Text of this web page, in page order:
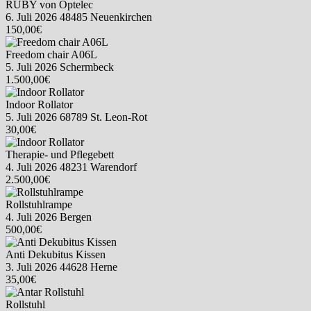
RUBY von Optelec
6. Juli 2026 48485 Neuenkirchen
150,00€
Freedom chair A06L
5. Juli 2026 Schermbeck
1.500,00€
Indoor Rollator
5. Juli 2026 68789 St. Leon-Rot
30,00€
Therapie- und Pflegebett
4. Juli 2026 48231 Warendorf
2.500,00€
Rollstuhlrampe
4. Juli 2026 Bergen
500,00€
Anti Dekubitus Kissen
3. Juli 2026 44628 Herne
35,00€
Rollstuhl